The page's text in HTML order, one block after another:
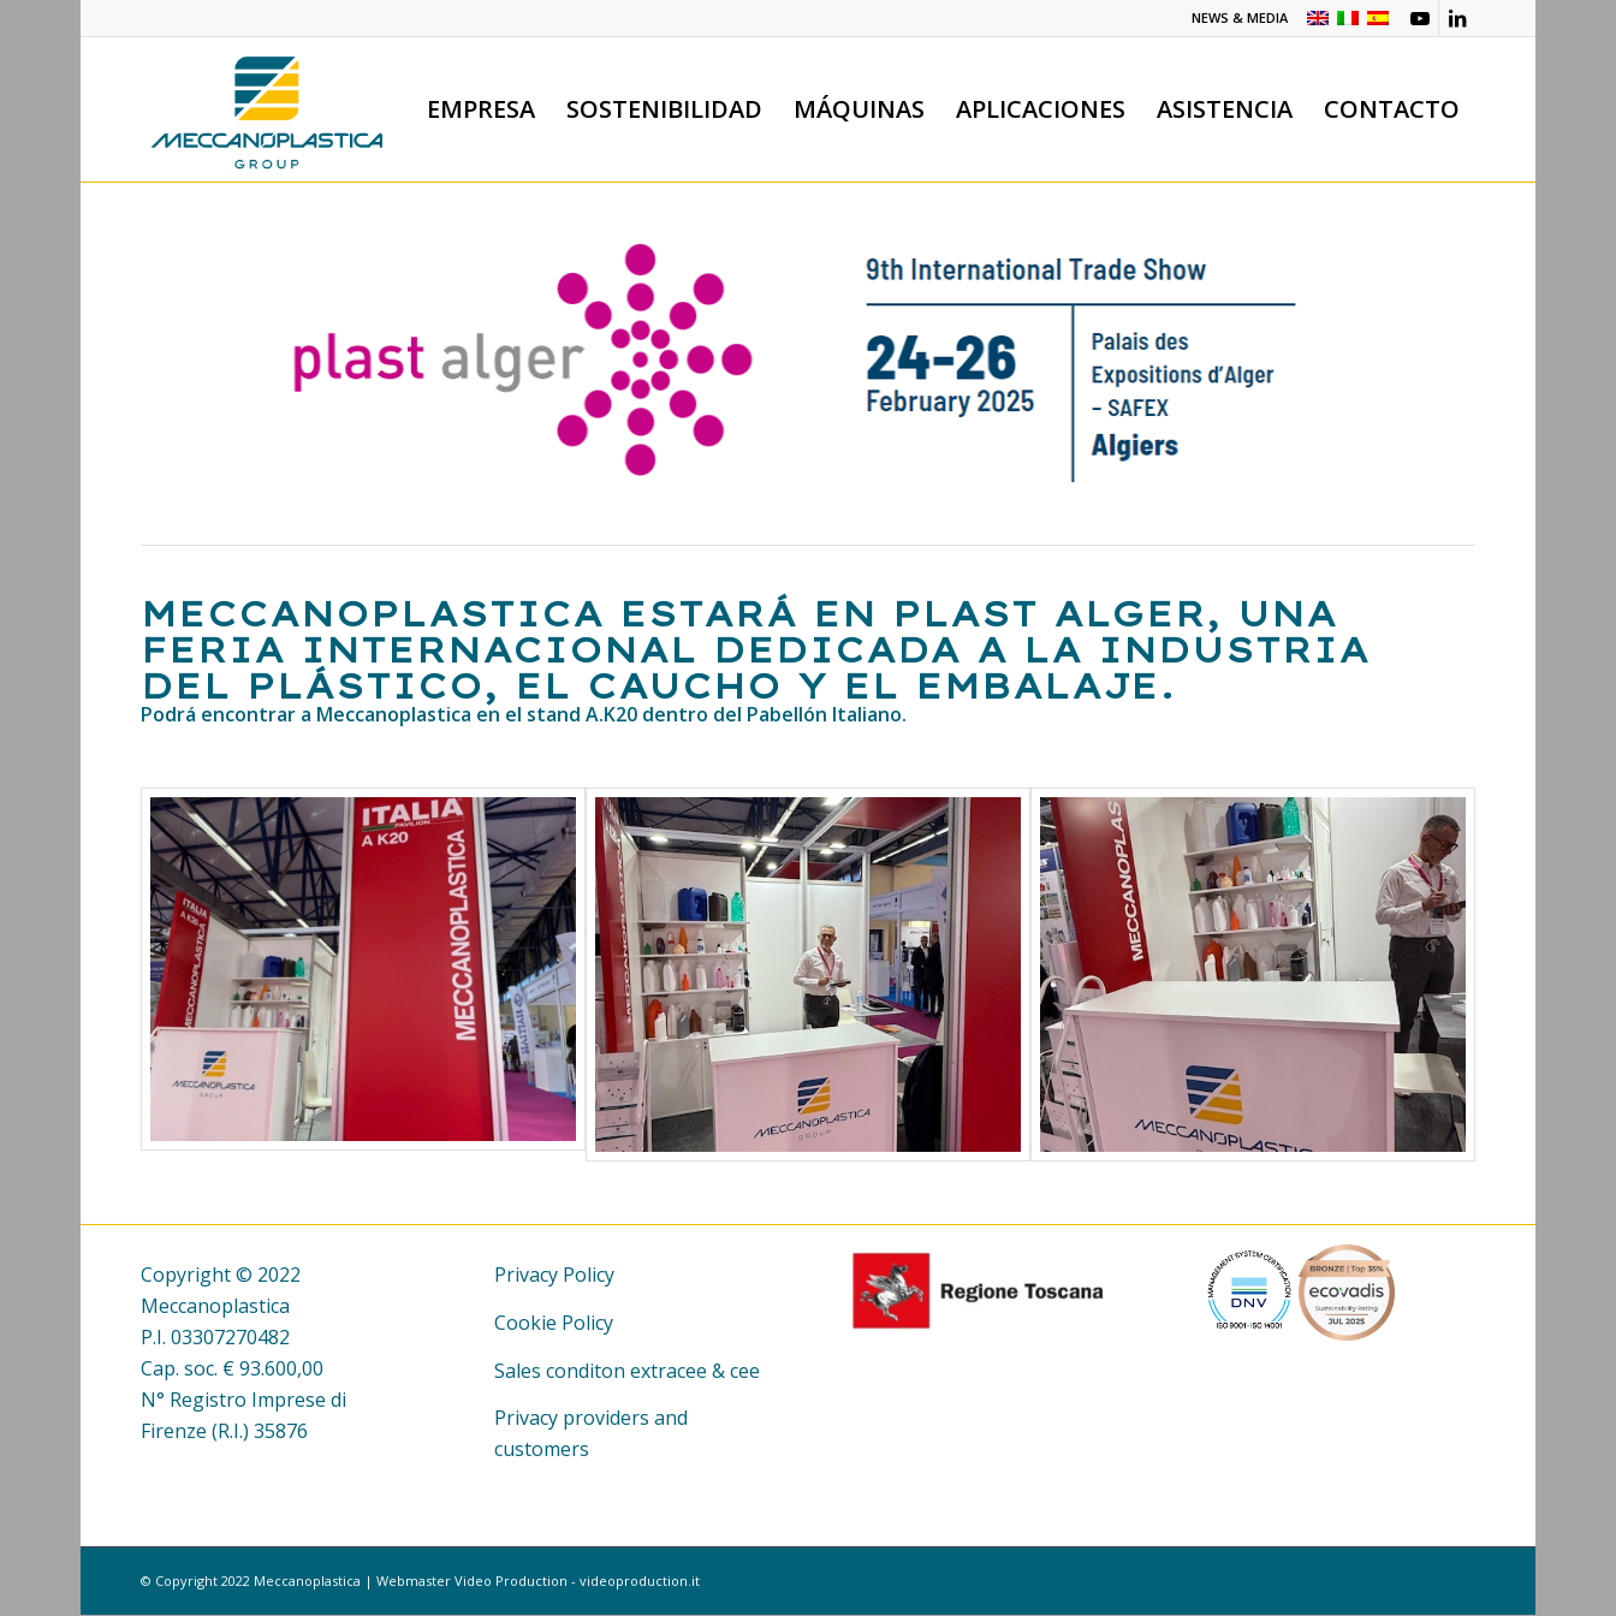
NEWS & MEDIA
EMPRESA SOSTENIBILIDAD MÁQUINAS APLICACIONES ASISTENCIA CONTACTO
MECCANOPLASTICA ESTARÁ EN PLAST ALGER, UNA
FERIA INTERNACIONAL DEDICADA A LA INDUSTRIA
DEL PLÁSTICO, EL CAUCHO Y EL EMBALAJE.
Podrá encontrar a Meccanoplastica en el stand A.K20 dentro del Pabellón Italiano.
Copyright © 2022
Meccanoplastica
P.I. 03307270482
Cap. soc. € 93.600,00
N° Registro Imprese di
Firenze (R.I.) 35876
Privacy Policy
Cookie Policy
Sales conditon extracee &cee
Privacy providers and
customers
© Copyright 2022 Meccanoplastica | Webmaster Video Production - videoproduction.it